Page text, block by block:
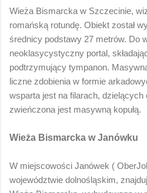
Wieża Bismarcka w Szczecinie,
romańską rotundę. Obiekt został
średnicy podstawy 27 metrów. Do
neoklasycystyczny portal,
podtrzymujący tympanon.
liczne zdobienia w formie
wsparta jest na filarach, dzielących
zwieńczona jest masywną kopułą.
Wieża Bismarcka w Janówku
W miejscowości Janówek (
województwie dolnośląskim,